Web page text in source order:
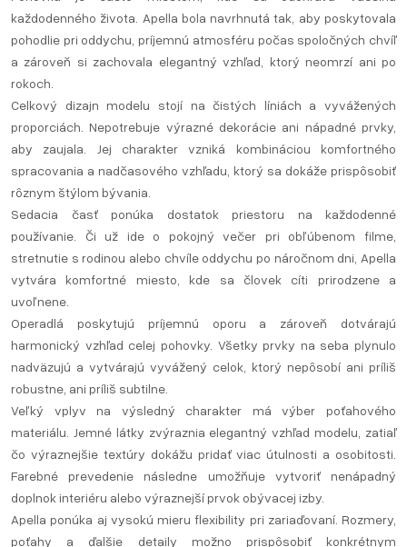
každodenného života. Apella bola navrhnutá tak, aby poskytovala
pohodlie pri oddychu, príjemnú atmosféru počas spoločných chvíľ
a zároveň si zachovala elegantný vzhľad, ktorý neomrzí ani po
rokoch.
Celkový dizajn modelu stojí na čistých líniách a vyvážených
proporciách. Nepotrebuje výrazné dekorácie ani nápadné prvky,
aby zaujala. Jej charakter vzniká kombináciou komfortného
spracovania a nadčasového vzhľadu, ktorý sa dokáže prispôsobiť
rôznym štýlom bývania.
Sedacia časť ponúka dostatok priestoru na každodenné
používanie. Či už ide o pokojný večer pri obľúbenom filme,
stretnutie s rodinou alebo chvíle oddychu po náročnom dni, Apella
vytvára komfortné miesto, kde sa človek cíti prirodzene a
uvoľnene.
Operadlá poskytujú príjemnú oporu a zároveň dotvárajú
harmonický vzhľad celej pohovky. Všetky prvky na seba plynulo
nadväzujú a vytvárajú vyvážený celok, ktorý nepôsobí ani príliš
robustne, ani príliš subtilne.
Veľký vplyv na výsledný charakter má výber poťahového
materiálu. Jemné látky zvýraznia elegantný vzhľad modelu, zatiaľ
čo výraznejšie textúry dokážu pridať viac útulnosti a osobitosti.
Farebné prevedenie následne umožňuje vytvoriť nenápadný
doplnok interiéru alebo výraznejší prvok obývacej izby.
Apella ponúka aj vysokú mieru flexibility pri zariaďovaní. Rozmery,
poťahy a ďalšie detaily možno prispôsobiť konkrétnym